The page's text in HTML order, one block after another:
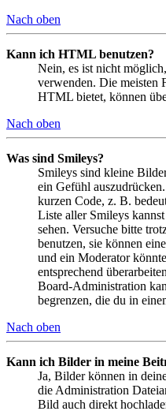
Nach oben
Kann ich HTML benutzen?
Nein, es ist nicht
verwenden. Die meisten
HTML bietet, können
Nach oben
Was sind Smileys?
Smileys sind kleine
ein Gefühl
kurzen Code, z. B.
Liste aller Smileys
sehen. Versuche bitte
benutzen, sie können
und ein Moderator
entsprechend
Board-Administration
begrenzen, die du in
Nach oben
Kann ich Bilder in meine
Ja, Bilder können in
die Administration
Bild auch direkt